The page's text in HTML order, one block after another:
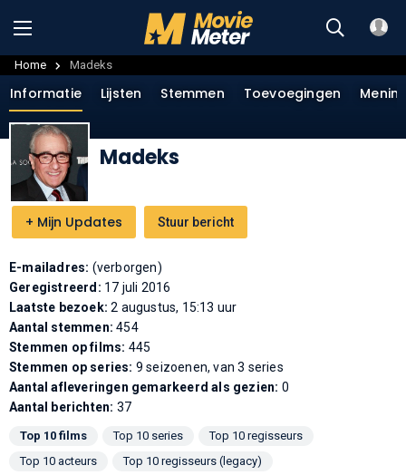
Home Madeks
+ Mijn Updates Stuur bericht
Informatie Lijsten Stemmen Toevoegingen
Madeks
E-mailadres: (verborgen)
Geregistreerd: 17 juli 2016
Laatste bezoek:2 augustus, 15:13 uur
Aantal stemmen:454
Stemmen op films: 445
Stemmen op series: 9 seizoenen, van 3 series
Aantal afleveringen gemarkeerd als gezien: 0
Aantal berichten: 37
Top 10 films Top 10 series
Top 10 regisseurs
Top 10 acteurs
Top 10 regisseurs (legacy)